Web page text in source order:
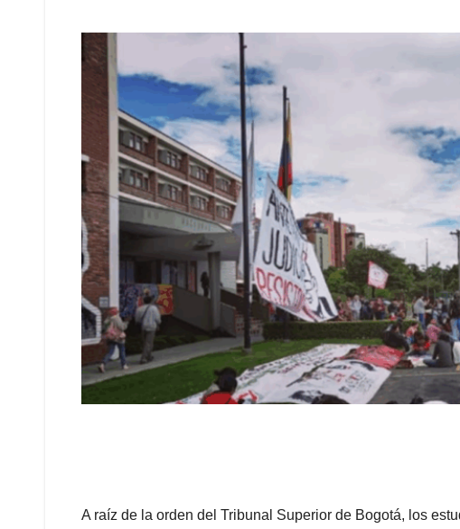
A raíz de la orden del Tribunal Superior de Bogotá, los